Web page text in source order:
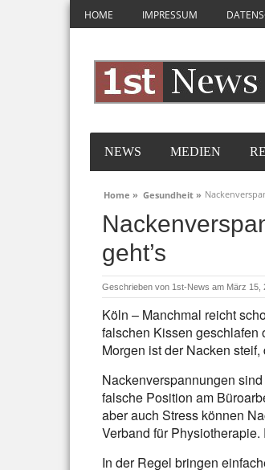
HOME IMPRESSUM
NEWS MEDIEN
Home » Gesundheit »
geht’s
Geschrieben von 1st-News am März 15,
Köln – Manchmal reicht
falschen Kissen geschlafen
Morgen ist der Nacken
Nackenverspannungen
falsche Position am
aber auch Stress können
Verband für
In der Regel bringen